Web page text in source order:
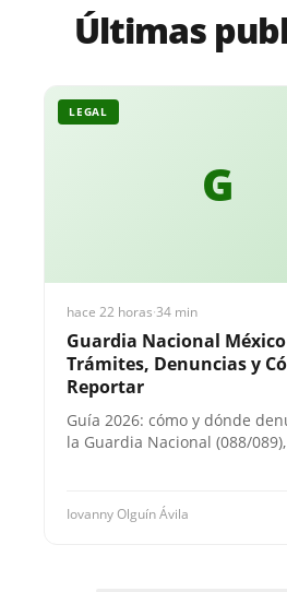
Últimas
G
LEGAL
hace 22 horas·34 min
Guardia Nacional México
Trámites, Denuncias y
Reportar
Guía 2026: cómo y dónde
la Guardia Nacional (088/
Iovanny Olguín Ávila